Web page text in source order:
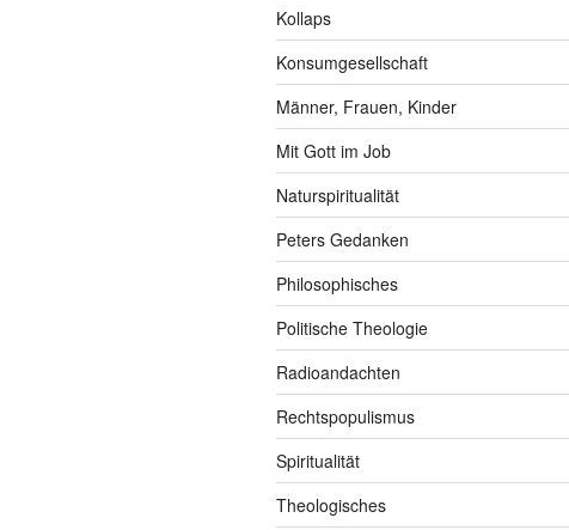
Kollaps
Konsumgesellschaft
Männer, Frauen, Kinder
Mit Gott im Job
Naturspiritualität
Peters Gedanken
Philosophisches
Politische Theologie
Radioandachten
Rechtspopulismus
Spiritualität
Theologisches